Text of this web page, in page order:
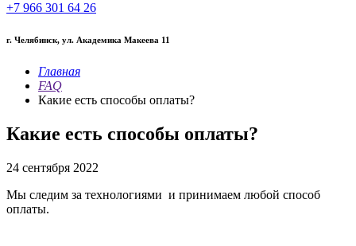
+7 966 301 64 26
г. Челябинск, ул. Академика Макеева 11
Главная
FAQ
Какие есть способы оплаты?
Какие есть способы оплаты?
24 сентября 2022
Мы следим за технологиями и принимаем любой способ
оплаты.